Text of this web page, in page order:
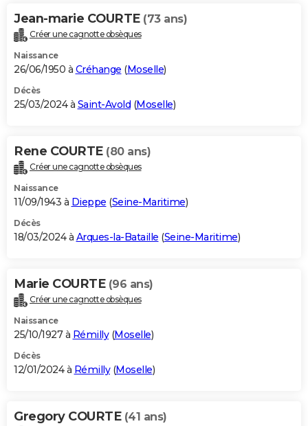
Jean-marie COURTE (73 ans)
Créer une cagnotte obsèques
Naissance
26/06/1950 à Créhange (Moselle)
Décès
25/03/2024 à Saint-Avold (Moselle)
Rene COURTE (80 ans)
Créer une cagnotte obsèques
Naissance
11/09/1943 à Dieppe (Seine-Maritime)
Décès
18/03/2024 à Arques-la-Bataille (Seine-Maritime)
Marie COURTE (96 ans)
Créer une cagnotte obsèques
Naissance
25/10/1927 à Rémilly(Moselle)
Décès
12/01/2024 à Rémilly(Moselle)
Gregory COURTE (41 ans)